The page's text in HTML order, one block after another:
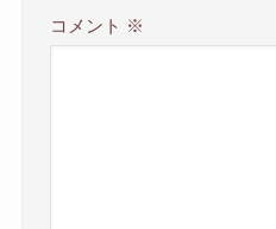
コメント ※